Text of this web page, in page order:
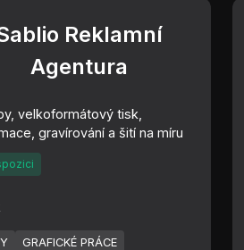
Reklamní
Agentura
velkoformátový tisk,
gravírování a šití na míru
GRAFICKÉ PRÁCE